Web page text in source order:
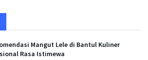
Mangut Lele di Bantul Kuliner
Rasa Istimewa